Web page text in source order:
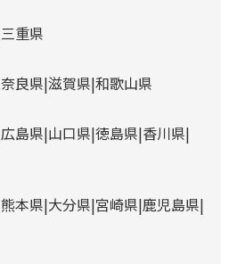
三重県
奈良県 滋賀県 和歌山県
広島県 山口県 徳島県 香川県
熊本県 大分県 宮崎県 鹿児島県